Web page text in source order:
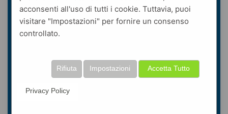
acconsenti all'uso di tutti i cookie. Tuttavia, puoi
visitare "Impostazioni" per fornire un consenso
controllato.
Accetta Tutto
Impostazioni
Rifiuta
Privacy Policy